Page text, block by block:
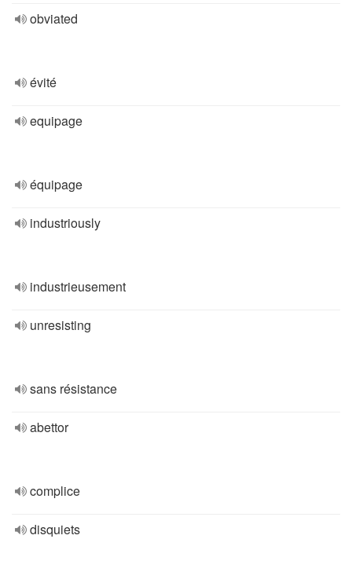
obviated
évité
equipage
équipage
industriously
industrieusement
unresisting
sans résistance
abettor
complice
disquiets